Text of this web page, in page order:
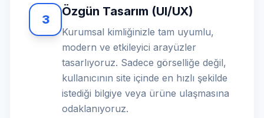
3
Özgün Tasarım (UI/UX)
Kurumsal kimliğinizle tam uyumlu,
modern ve etkileyici arayüzler
tasarlıyoruz. Sadece görselliğe değil,
kullanıcının site içinde en hızlı şekilde
istediği bilgiye veya ürüne ulaşmasına
odaklanıyoruz.